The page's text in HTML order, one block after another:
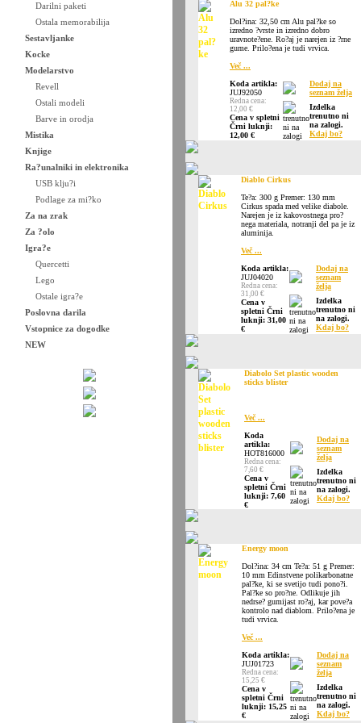
Darilni paketi
Ostala memorabilija
Sestavljanke
Kocke
Modelarstvo
Revell
Ostali modeli
Barve in orodja
Mistika
Knjige
Ra?unalniki in elektronika
USB klju?i
Podlage za mi?ko
Za na zrak
Za ?olo
Igra?e
Quercetti
Lego
Ostale igra?e
Poslovna darila
Vstopnice za dogodke
NEW
Alu 32 pal?ke
Dol?ina: 32,50 cm Alu pal?ke so
izredno ?vrste in izredno dobro
uravnote?ene. Ro?aj je narejen iz ?rne
gume. Prilo?ena je tudi vrvica.
Več ...
Koda artikla:
JUJ92050
Redna cena:
12,00 €
Cena v spletni
Črni luknji:
12,00 €
Dodaj na
seznam želja
Izdelka
trenutno ni
na zalogi.
Kdaj bo?
Diablo Cirkus
Te?a: 300 g Premer: 130 mm
Cirkus spada med velike diabole.
Narejen je iz kakovostnega pro?
nega materiala, notranji del pa je iz
aluminija.
Več ...
Koda artikla:
JUJ04020
Redna cena:
31,00 €
Cena v
spletni Črni
luknji: 31,00
€
Dodaj na
seznam
želja
Izdelka
trenutno ni
na zalogi.
Kdaj bo?
Diabolo Set plastic wooden
sticks blister
Več ...
Koda
artikla:
HOT816000
Redna cena:
7,60 €
Cena v
spletni Črni
luknji: 7,60
€
Dodaj na
seznam
želja
Izdelka
trenutno ni
na zalogi.
Kdaj bo?
Energy moon
Dol?ina: 34 cm Te?a: 51 g Premer:
10 mm Edinstvene polikarbonatne
pal?ke, ki se svetijo tudi pono?i.
Pal?ke so pro?ne. Odlikuje jih
nedrse? gumijast ro?aj, kar pove?a
kontrolo nad diablom. Prilo?ena je
tudi vrvica.
Več ...
Koda artikla:
JUJ01723
Redna cena:
15,25 €
Cena v
spletni Črni
luknji: 15,25
€
Dodaj na
seznam
želja
Izdelka
trenutno ni
na zalogi.
Kdaj bo?